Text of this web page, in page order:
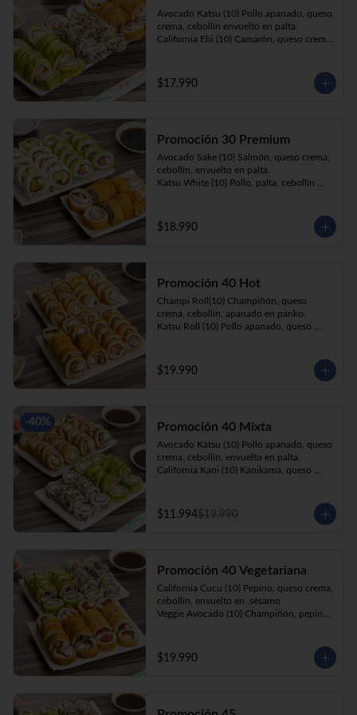
crema envuelto en panko.
Avocado Katsu (10) Pollo apanado, queso
crema, cebollín envuelto en palta.
California Ebi (10) Camarón, queso crema,
crema, cebollín, apanado en panko.
$17.990
Promoción 30 Premium
Avocado Sake (10) Salmón, queso crema,
cebollín, envuelto en palta.
Katsu White (10) Pollo, palta, cebollín
cebollín, apanado en panko.
$18.990
Promoción 40 Hot
Champi Roll(10) Champiñón, queso
crema, cebollín, apanado en panko.
Katsu Roll (10) Pollo apanado, queso
cebollín, apanado en panko.
Kani Roll(10) Kanikama, queso crema,
$19.990
-40% Promoción 40 Mixta
Avocado Katsu (10) Pollo apanado, queso
crema, cebollín, envuelto en palta.
California Kani (10) Kanikama, queso
crema, cebollín, apanado en panko.
Champi Roll (10) Champiñón, queso
$11.994$19.990
Promoción 40 Vegetariana
California Cucu (10) Pepino, queso crema,
cebollín, envuelto en .sésamo
Veggie Avocado (10) Champiñón, pepino,
crema envuelto en panko.
Champi Roll(10) Champiñón, queso
$19.990